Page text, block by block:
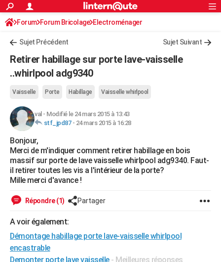
ACTUALITÉS
Politique
Société
Faits Divers
Education
Monde
Villes
+
Programme TV
Streaming
Cinéma
Sorties cinéma
Musique
FINANCE
Retraite
Impôts
Epargne
Immobilier
Risques naturels par ville
Banque
Assurance
Crédit
AUTO
Essais
Réserver un essai
Citadines
Berlines
SUV
Forum auto
HIGH-TECH
Mobiles
Meilleur smartphone
Internet
Ordinateurs
Jeux vidéo
Guide high-tech
BRICOLAGE
Forum
Aménagement intérieur
Extérieur
Cuisine
Salle de bains
Jardinage
Rangement
WEEK-END
Guides de France
Escapades
Patrimoine
Expositions
Musées
Week-end nature
+LIFESTYLE
Destinations
City break
Voyage nature
Voyage de noces
Forum
Climat
+PHOTO
GUIDES D'ACHAT
S'inscrire
Connexion
Forum Forum Bricolage Electroménager
Sujet Précédent Sujet Suivant
Retirer habillage sur porte lave-vaisselle
..whirlpool adg9340
Vaisselle Porte Habillage Vaisselle whirlpool
val - Modifié le 24 mars 2015 à 13:43
stf_jpd87- 24 mars 2015 à 16:28
Bonjour,
Merci de m'indiquer comment retirer habillage en bois
massif sur porte de lave vaisselle whirlpool adg9340. Faut-
il retirer toutes les vis a l'intérieur de la porte?
Mille merci d'avance !
Répondre (1) Partager
A voir également:
Démontage habillage porte lave-vaisselle whirlpool
encastrable
Demonter porte lave vaisselle - Meilleures réponses